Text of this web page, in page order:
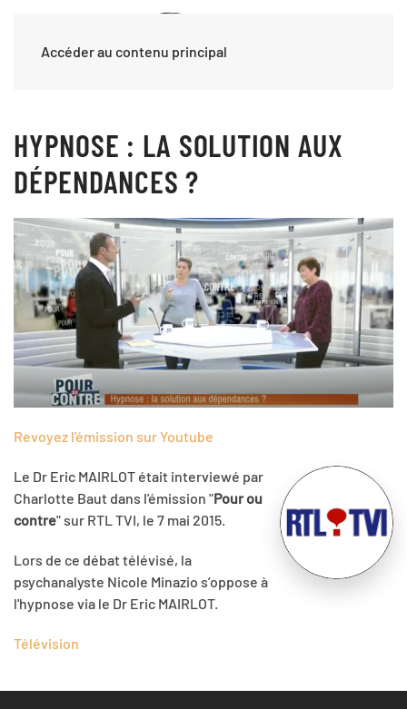
Accéder au contenu principal
HYPNOSE : LA SOLUTION AUX
DÉPENDANCES ?
Revoyez l'émission sur Youtube
Le Dr Eric MAIRLOT était interviewé par
Charlotte Baut dans l'émission "Pour ou
contre" sur RTL TVI, le 7 mai 2015.
Lors de ce débat télévisé, la
psychanalyste Nicole Minazio s’oppose à
l'hypnose via le Dr Eric MAIRLOT.
Télévision